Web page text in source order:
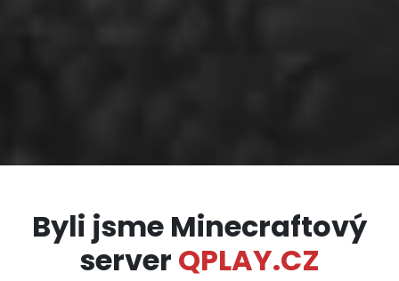
Byli jsme Minecraftový
server QPLAY.CZ